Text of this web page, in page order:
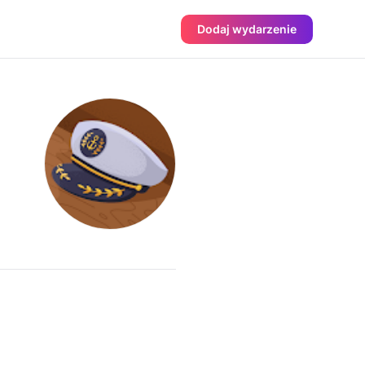
Dodaj wydarzenie